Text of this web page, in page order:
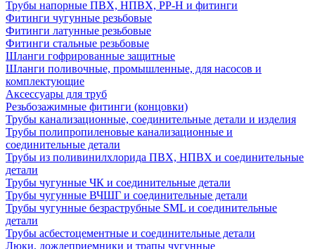
Трубы напорные ПВХ, НПВХ, PP-H и фитинги
Фитинги чугунные резьбовые
Фитинги латунные резьбовые
Фитинги стальные резьбовые
Шланги гофрированные защитные
Шланги поливочные, промышленные, для насосов и
комплектующие
Аксессуары для труб
Резьбозажимные фитинги (концовки)
Трубы канализационные, соединительные детали и изделия
Трубы полипропиленовые канализационные и
соединительные детали
Трубы из поливинилхлорида ПВХ, НПВХ и соединительные
детали
Трубы чугунные ЧК и соединительные детали
Трубы чугунные ВЧШГ и соединительные детали
Трубы чугунные безраструбные SML и соединительные
детали
Трубы асбестоцементные и соединительные детали
Люки, дождеприемники и трапы чугунные